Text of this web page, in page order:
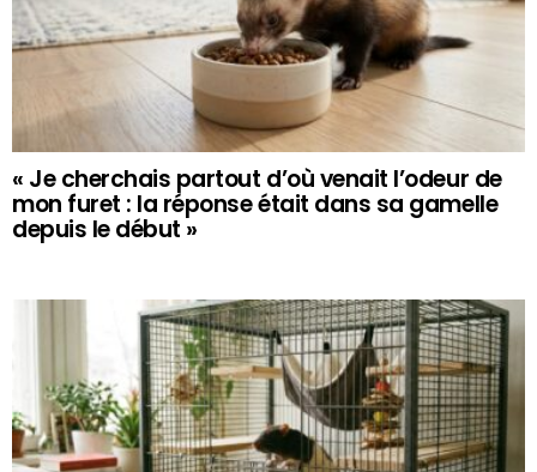
« Je cherchais partout d’où venait l’odeur de
mon furet : la réponse était dans sa gamelle
depuis le début »